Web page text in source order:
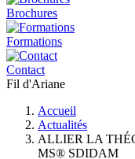
Brochures
Formations
Contact
Fil d'Ariane
Accueil
Actualités
ALLIER LA
MS® SDIDAM